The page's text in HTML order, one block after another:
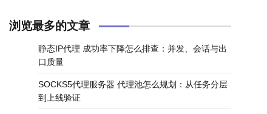
浏览最多的文章
静态IP代理 成功率下降怎么排查：并发、会话与出
口质量
SOCKS5代理服务器 代理池怎么规划：从任务分层
到上线验证